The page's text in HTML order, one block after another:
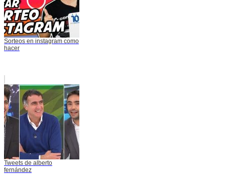
Sorteos en instagram como
hacer
Tweets de alberto
fernández